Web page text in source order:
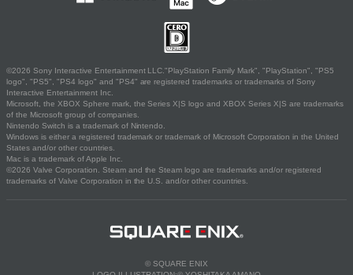
©2026 Sony Interactive Entertainment LLC."PlayStation Family Mark", "PlayStation", "PS5
logo", "PS5", "PS4 logo" and "PS4" are registered trademarks or trademarks of Sony
Interactive Entertainment Inc.
Microsoft, the XBOX Sphere mark, the Series X|S logo and XBOX Series X|S are trademarks
of the Microsoft group of companies.
Nintendo Switch is a trademark of Nintendo.
Windows is either a registered trademark or trademark of Microsoft Corporation in the United
States and/or other countries.
Mac is a trademark of Apple Inc.
©2026 Valve Corporation. Steam and the Steam logo are trademarks and/or registered
trademarks of Valve Corporation in the U.S. and/or other countries.
© SQUARE ENIX